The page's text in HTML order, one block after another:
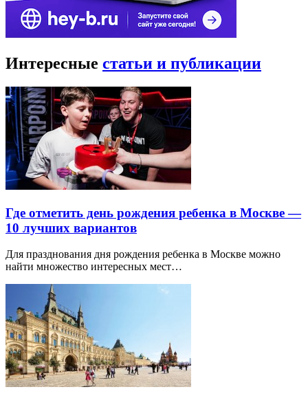
Интересные статьи и публикации
Где отметить день рождения ребенка в Москве —
10 лучших вариантов
Для празднования дня рождения ребенка в Москве можно
найти множество интересных мест…